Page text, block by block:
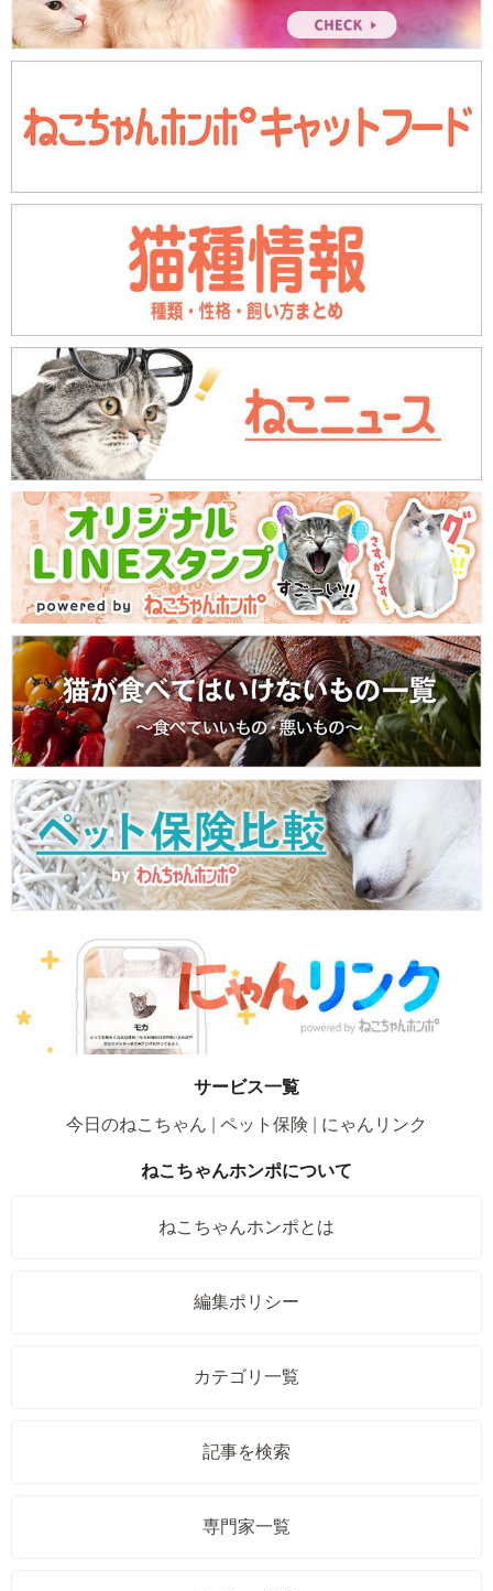
サービス一覧
今日のねこちゃん
ペット保険 にゃんリンク
ねこちゃんホンポについて
ねこちゃんホンポとは
編集ポリシー
カテゴリ一覧
記事を検索
専門家一覧